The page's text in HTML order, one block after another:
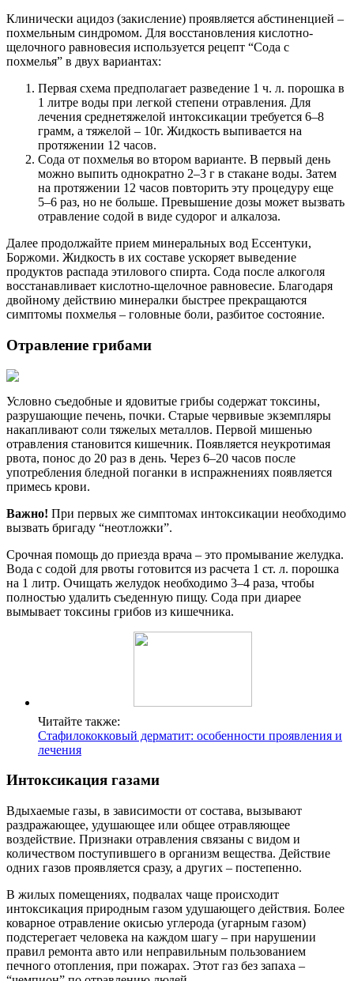
Клинически ацидоз (закисление) проявляется абстиненцией –
похмельным синдромом. Для восстановления кислотно-
щелочного равновесия используется рецепт “Сода с
похмелья” в двух вариантах:
Первая схема предполагает разведение 1 ч. л. порошка в
1 литре воды при легкой степени отравления. Для
лечения среднетяжелой интоксикации требуется 6–8
грамм, а тяжелой – 10г. Жидкость выпивается на
протяжении 12 часов.
Сода от похмелья во втором варианте. В первый день
можно выпить однократно 2–3 г в стакане воды. Затем
на протяжении 12 часов повторить эту процедуру еще
5–6 раз, но не больше. Превышение дозы может вызвать
отравление содой в виде судорог и алкалоза.
Далее продолжайте прием минеральных вод Ессентуки,
Боржоми. Жидкость в их составе ускоряет выведение
продуктов распада этилового спирта. Сода после алкоголя
восстанавливает кислотно-щелочное равновесие. Благодаря
двойному действию минералки быстрее прекращаются
симптомы похмелья – головные боли, разбитое состояние.
Отравление грибами
Условно съедобные и ядовитые грибы содержат токсины,
разрушающие печень, почки. Старые червивые экземпляры
накапливают соли тяжелых металлов. Первой мишенью
отравления становится кишечник. Появляется неукротимая
рвота, понос до 20 раз в день. Через 6–20 часов после
употребления бледной поганки в испражнениях появляется
примесь крови.
Важно! При первых же симптомах интоксикации необходимо
вызвать бригаду “неотложки”.
Срочная помощь до приезда врача – это промывание желудка.
Вода с содой для рвоты готовится из расчета 1 ст. л. порошка
на 1 литр. Очищать желудок необходимо 3–4 раза, чтобы
полностью удалить съеденную пищу. Сода при диарее
вымывает токсины грибов из кишечника.
Читайте также:
Стафилококковый дерматит: особенности проявления и
лечения
Интоксикация газами
Вдыхаемые газы, в зависимости от состава, вызывают
раздражающее, удушающее или общее отравляющее
воздействие. Признаки отравления связаны с видом и
количеством поступившего в организм вещества. Действие
одних газов проявляется сразу, а других – постепенно.
В жилых помещениях, подвалах чаще происходит
интоксикация природным газом удушающего действия. Более
коварное отравление окисью углерода (угарным газом)
подстерегает человека на каждом шагу – при нарушении
правил ремонта авто или неправильным пользованием
печного отопления, при пожарах. Этот газ без запаха –